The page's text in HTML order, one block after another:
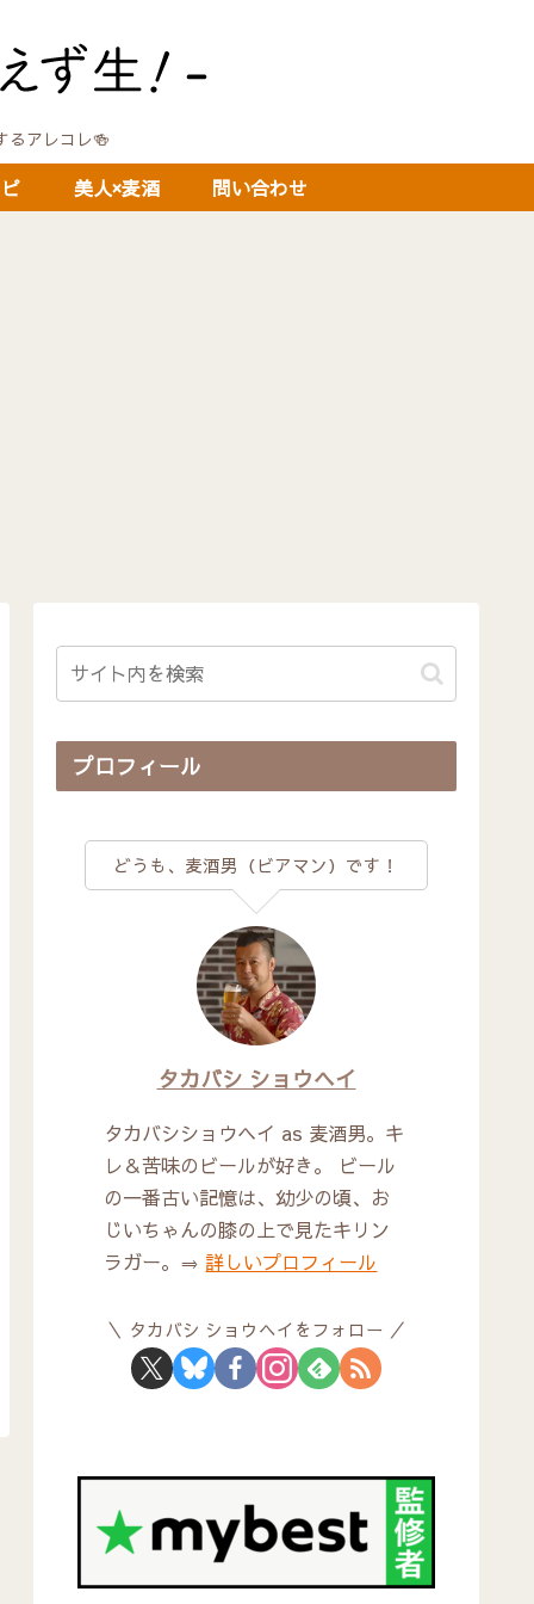
アレコレ🍻
美人×麦酒 問い合わせ
プロフィール
どうも、麦酒男（ビアマン）です！
タカバシ ショウヘイ
タカバシショウヘイ as 麦酒男。キ
レ＆苦味のビールが好き。 ビール
の一番古い記憶は、幼少の頃、お
じいちゃんの膝の上で見たキリン
ラガー。⇒詳しいプロフィール
タカバシ ショウヘイをフォロー